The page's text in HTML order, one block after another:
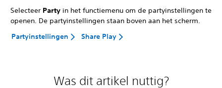
Selecteer Party in het functiemenu om de partyinstellingen te
openen. De partyinstellingen staan boven aan het scherm.
Partyinstellingen
Share Play
Was dit artikel nuttig?